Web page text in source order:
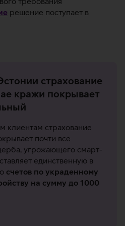
решение поступает в
страхование
кражи покрывает
клиентам страхование
почти все
угрожающего смарт-
единственную в
счетов по украденному
на сумму до 1000